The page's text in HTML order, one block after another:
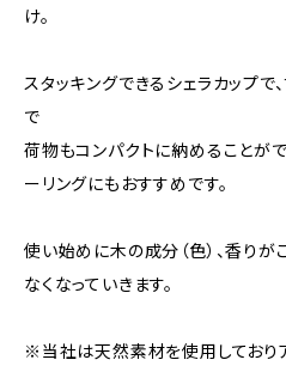
け。
スタッキングできるシェラカップで
で
荷物もコンパクトに納めることが
ーリングにもおすすめです。
使い始めに木の成分（色）、香り
なくなっていきます。
※当社は天然素材を使用しており